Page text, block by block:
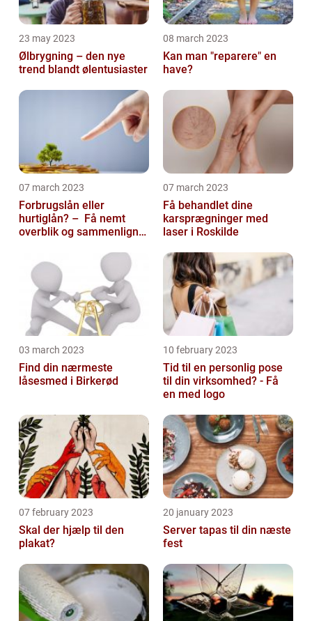
23 may 2023
Ølbrygning – den nye
trend blandt ølentusiaster
08 march 2023
Kan man "reparere" en
have?
07 march 2023
Forbrugslån eller
hurtiglån? – Få nemt
overblik og sammenlign
07 march 2023
Få behandlet dine
karsprægninger med
laser i Roskilde
03 march 2023
Find din nærmeste
låsesmed i Birkerød
10 february 2023
Tid til en personlig pose
til din virksomhed? - Få
en med logo
07 february 2023
Skal der hjælp til den
plakat?
20 january 2023
Server tapas til din næste
fest